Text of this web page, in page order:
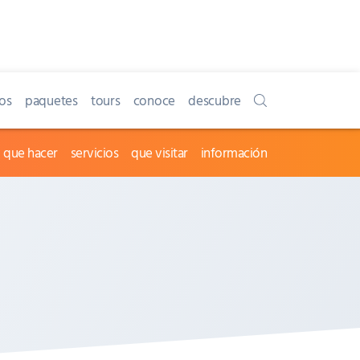
paquetes tours conoce descubre
que hacer servicios que visitar información